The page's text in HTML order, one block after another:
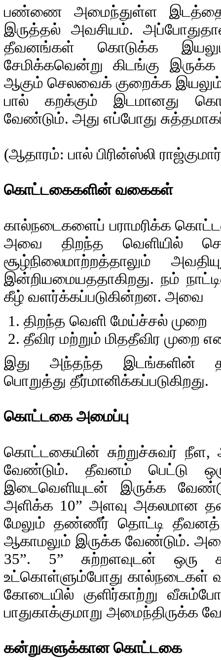
பண்ணை அமைந்துள்ள இடத்தைச்
இருத்தல் அவசியம்.
தீவனங்கள் கொடுக்க
சேமிக்கவென்று கிடங்கு
ஆகும் செலவைக் குறைக்க
பால் கறக்கும் இடமானது
வேண்டும். அது எப்போது
(ஆதாரம்: பால் பிரின்ஸ்லி
கொட்டகைகளின் வகைகள்
கால்நடைகளைப் பராமரிக்க
அவை திறந்த வெளியில்
சூழ்நிலைமாற்றத்தாலும்
இன்றியமையததாகிறது. நம்
கீழ் வளர்க்கப்படுகின்றன. அவை
திறந்த வெளி மேய்ச்சல் முறை
தீவிர மற்றும் மிததீவிர முறை
இது அந்தந்த இடங்களின்
பொறுத்து தீர்மானிக்கப்படுகிறது.
கொட்டகை அமைப்பு
கொட்டகையின் சுற்றுச்சுவர்
வேண்டும். தீவனம் பெட்டு
இடைவெளியுடன் இருக்க
அளிக்க 10” அளவு அகலமான
மேலும் தண்ணீர் தொட்டி தீவனத்
ஆகாமலும் இருக்க வேண்டும்.
35”. 5” சுற்றளவுடன்
உட்கொள்ளும்போது கால்நடைகள்
கோடையில் குளிர்காற்று
பாதுகாக்குமாறு அமைந்திருக்க
கன்றுகளுக்கான கொட்டகை